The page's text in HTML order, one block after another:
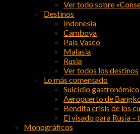
Ver todo sobre
Destinos
Indonesia
Camboya
País Vasco
Malasia
Rusia
Ver todos los destinos
Lo más comentado
Suicidio
Aeropuerto de
Bendita crisis de los
El visado para Rusia
Monográficos